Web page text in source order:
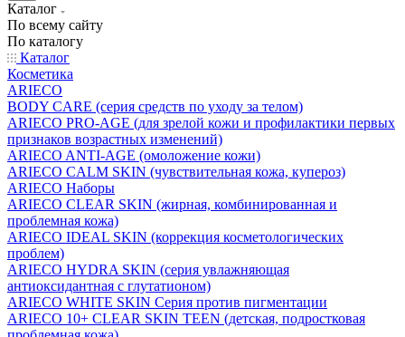
Каталог
По всему сайту
По каталогу
Каталог
Косметика
ARIECO
BODY CARE (серия средств по уходу за телом)
ARIECO PRO-AGE (для зрелой кожи и профилактики первых
признаков возрастных изменений)
ARIECO ANTI-AGE (омоложение кожи)
ARIECO CALM SKIN (чувствительная кожа, купероз)
ARIECO Наборы
ARIECO CLEAR SKIN (жирная, комбинированная и
проблемная кожа)
ARIECO IDEAL SKIN (коррекция косметологических
проблем)
ARIECO HYDRA SKIN (серия увлажняющая
антиоксидантная с глутатионом)
ARIECO WHITE SKIN Серия против пигментации
ARIECO 10+ CLEAR SKIN TEEN (детская, подростковая